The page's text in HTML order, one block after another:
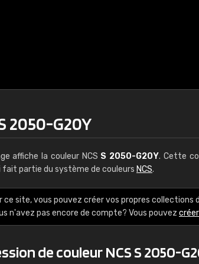
2050-G20Y
affiche la couleur NCS S 2050-G20Y. Cette
fait partie du système de couleurs NCS.
ce site, vous pouvez créer vos propres collections
n'avez pas encore de compte? Vous pouvez
de couleur NCS S 2050-